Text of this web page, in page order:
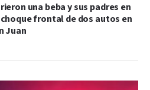
una beba y sus padres en
frontal de dos autos en
Juan